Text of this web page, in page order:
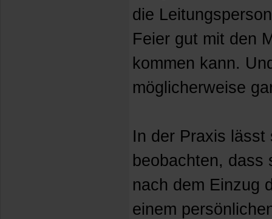
die
Feier gut mit den
kommen kann.
möglicherweise
In der Praxis lässt
beobachten, dass
nach dem Einzug
einem